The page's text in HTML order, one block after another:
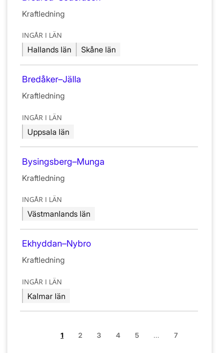
Kraftledning
INGÅR I LÄN
Hallands län Skåne län
Bredåker–Jälla
Kraftledning
INGÅR I LÄN
Uppsala län
Bysingsberg–Munga
Kraftledning
INGÅR I LÄN
Västmanlands län
Ekhyddan–Nybro
Kraftledning
INGÅR I LÄN
Kalmar län
1 2 3 4 5 ... 7